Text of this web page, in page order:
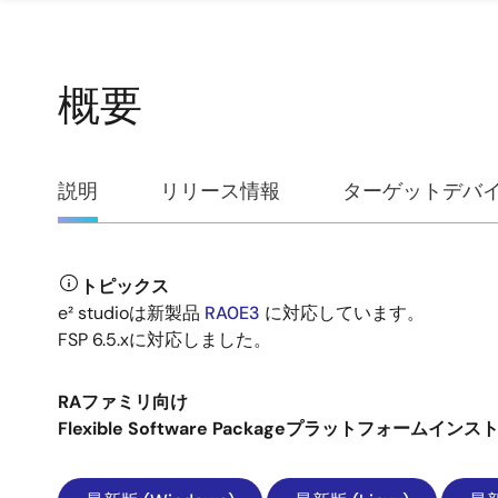
概要
概
説明 リリース情報 ターゲットデバ
説
明
トピックス
e² studioは新製品 RA0E3 に対応しています。
FSP 6.5.xに対応しました。
RAファミリ向け
Flexible Software Packageプラットフォームインス